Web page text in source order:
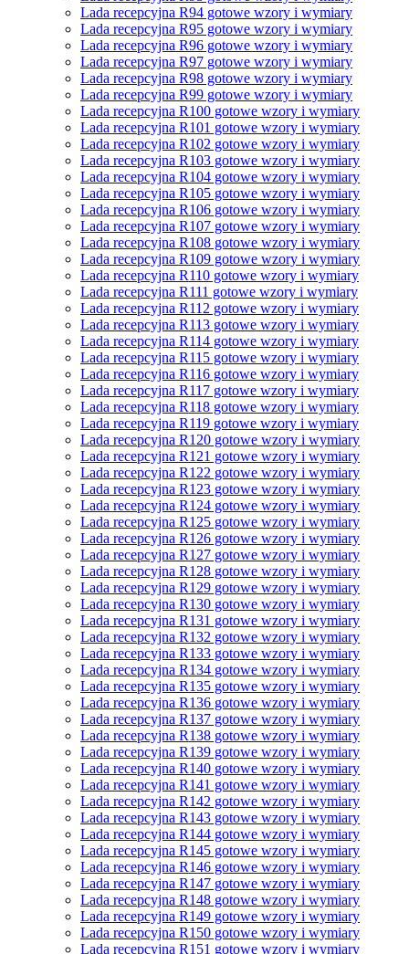
Lada recepcyjna R94 gotowe wzory i wymiary
Lada recepcyjna R95 gotowe wzory i wymiary
Lada recepcyjna R96 gotowe wzory i wymiary
Lada recepcyjna R97 gotowe wzory i wymiary
Lada recepcyjna R98 gotowe wzory i wymiary
Lada recepcyjna R99 gotowe wzory i wymiary
Lada recepcyjna R100 gotowe wzory i wymiary
Lada recepcyjna R101 gotowe wzory i wymiary
Lada recepcyjna R102 gotowe wzory i wymiary
Lada recepcyjna R103 gotowe wzory i wymiary
Lada recepcyjna R104 gotowe wzory i wymiary
Lada recepcyjna R105 gotowe wzory i wymiary
Lada recepcyjna R106 gotowe wzory i wymiary
Lada recepcyjna R107 gotowe wzory i wymiary
Lada recepcyjna R108 gotowe wzory i wymiary
Lada recepcyjna R109 gotowe wzory i wymiary
Lada recepcyjna R110 gotowe wzory i wymiary
Lada recepcyjna R111 gotowe wzory i wymiary
Lada recepcyjna R112 gotowe wzory i wymiary
Lada recepcyjna R113 gotowe wzory i wymiary
Lada recepcyjna R114 gotowe wzory i wymiary
Lada recepcyjna R115 gotowe wzory i wymiary
Lada recepcyjna R116 gotowe wzory i wymiary
Lada recepcyjna R117 gotowe wzory i wymiary
Lada recepcyjna R118 gotowe wzory i wymiary
Lada recepcyjna R119 gotowe wzory i wymiary
Lada recepcyjna R120 gotowe wzory i wymiary
Lada recepcyjna R121 gotowe wzory i wymiary
Lada recepcyjna R122 gotowe wzory i wymiary
Lada recepcyjna R123 gotowe wzory i wymiary
Lada recepcyjna R124 gotowe wzory i wymiary
Lada recepcyjna R125 gotowe wzory i wymiary
Lada recepcyjna R126 gotowe wzory i wymiary
Lada recepcyjna R127 gotowe wzory i wymiary
Lada recepcyjna R128 gotowe wzory i wymiary
Lada recepcyjna R129 gotowe wzory i wymiary
Lada recepcyjna R130 gotowe wzory i wymiary
Lada recepcyjna R131 gotowe wzory i wymiary
Lada recepcyjna R132 gotowe wzory i wymiary
Lada recepcyjna R133 gotowe wzory i wymiary
Lada recepcyjna R134 gotowe wzory i wymiary
Lada recepcyjna R135 gotowe wzory i wymiary
Lada recepcyjna R136 gotowe wzory i wymiary
Lada recepcyjna R137 gotowe wzory i wymiary
Lada recepcyjna R138 gotowe wzory i wymiary
Lada recepcyjna R139 gotowe wzory i wymiary
Lada recepcyjna R140 gotowe wzory i wymiary
Lada recepcyjna R141 gotowe wzory i wymiary
Lada recepcyjna R142 gotowe wzory i wymiary
Lada recepcyjna R143 gotowe wzory i wymiary
Lada recepcyjna R144 gotowe wzory i wymiary
Lada recepcyjna R145 gotowe wzory i wymiary
Lada recepcyjna R146 gotowe wzory i wymiary
Lada recepcyjna R147 gotowe wzory i wymiary
Lada recepcyjna R148 gotowe wzory i wymiary
Lada recepcyjna R149 gotowe wzory i wymiary
Lada recepcyjna R150 gotowe wzory i wymiary
Lada recepcyjna R151 gotowe wzory i wymiary